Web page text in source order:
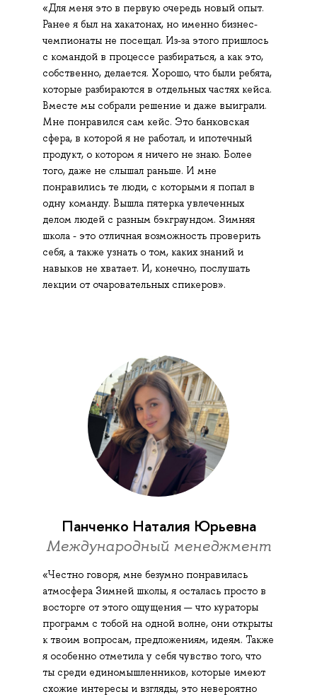
«Для меня это в первую очередь новый опыт.
Ранее я был на хакатонах, но именно бизнес-
чемпионаты не посещал. Из-за этого пришлось
с командой в процессе разбираться, а как это,
собственно, делается. Хорошо, что были ребята,
которые разбираются в отдельных частях кейса.
Вместе мы собрали решение и даже выиграли.
Мне понравился сам кейс. Это банковская
сфера, в которой я не работал, и ипотечный
продукт, о котором я ничего не знаю. Более
того, даже не слышал раньше. И мне
понравились те люди, с которыми я попал в
одну команду. Вышла пятерка увлеченных
делом людей с разным бэкграундом. Зимняя
школа - это отличная возможность проверить
себя, а также узнать о том, каких знаний и
навыков не хватает. И, конечно, послушать
лекции от очаровательных спикеров».
Панченко Наталия Юрьевна
Международный менеджмент
«Честно говоря, мне безумно понравилась
атмосфера Зимней школы, я осталась просто в
восторге от этого ощущения — что кураторы
программ с тобой на одной волне, они открыты
к твоим вопросам, предложениям, идеям. Также
я особенно отметила у себя чувство того, что
ты среди единомышленников, которые имеют
схожие интересы и взгляды, это невероятно